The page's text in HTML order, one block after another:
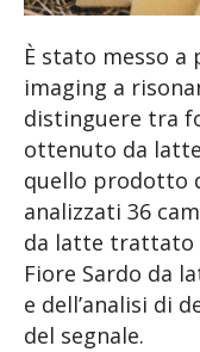
È stato messo
imaging a
distinguere tra
ottenuto da
quello prodotto
analizzati 36
da latte trattato
Fiore Sardo da
e dell’analisi di
del segnale.